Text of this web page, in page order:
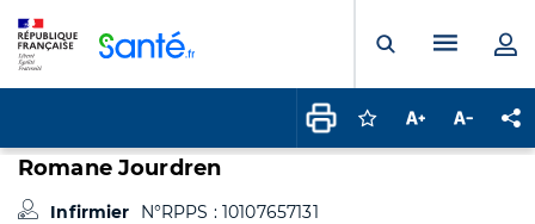
Ouvrir laMenu
Connectez-vous
Augmenter la
Romane Jourdren
Infirmier N°RPPS : 10107657131